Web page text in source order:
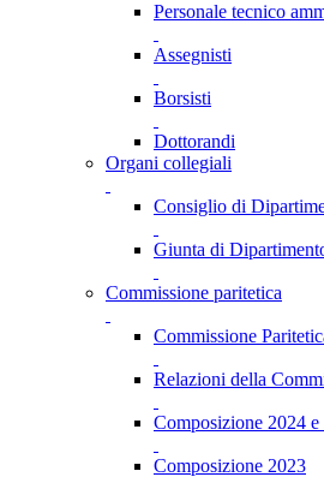
Personale tecnico
Assegnisti
Borsisti
Dottorandi
Organi collegiali
Consiglio di
Giunta di
Commissione paritetica
Commissione
Relazioni della
Composizione 2024 e
Composizione 2023